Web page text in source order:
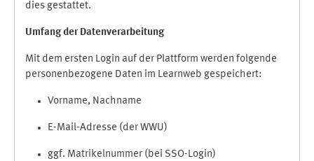
dies gestattet.
Umfang der Datenverarbeitung
Mit dem ersten Login auf der Plattform werden folgende
personenbezogene Daten im Learnweb gespeichert:
Vorname, Nachname
E-Mail-Adresse (der WWU)
ggf. Matrikelnummer (bei SSO-Login)